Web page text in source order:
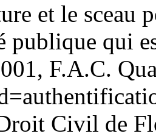
et le sceau
publique qui
F.A.C.
=
Civil de